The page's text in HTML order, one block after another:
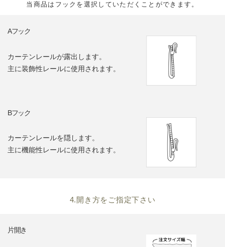
当商品はフックを選択していただくことができます。
Aフック
カーテンレールが露出します。
主に装飾性レールに使用されます。
Bフック
カーテンレールを隠します。
主に機能性レールに使用されます。
4.開き方をご指定下さい
片開き